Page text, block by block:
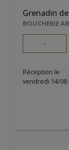
Grenadin
BOUCHERIE
-
Réception le
vendredi 14/08